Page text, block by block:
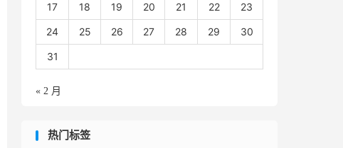
17 18 19 20 21 22 23
24 25 26 27 28 29 30
31
« 2 月
热门标签